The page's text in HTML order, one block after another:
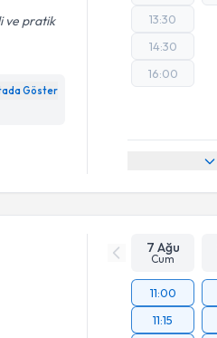
ve pratik
Göster
13:30
14:30
16:00
7 Ağu
Cum
11:00
11:15